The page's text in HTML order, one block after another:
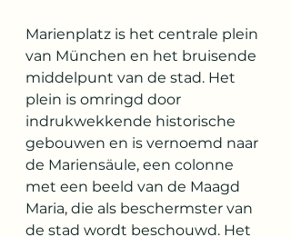
Marienplatz is het centrale plein
van München en het bruisende
middelpunt van de stad. Het
plein is omringd door
indrukwekkende historische
gebouwen en is vernoemd naar
de Mariensäule, een colonne
met een beeld van de Maagd
Maria, die als beschermster van
de stad wordt beschouwd. Het